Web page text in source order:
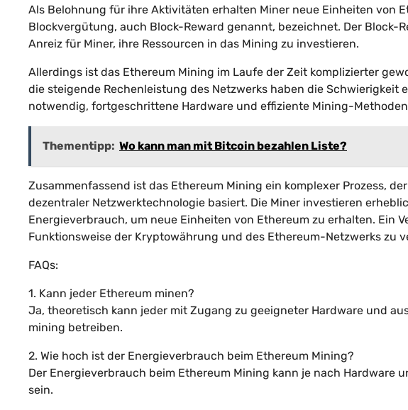
Als Belohnung für ihre Aktivitäten erhalten Miner neue Einheiten von
Blockvergütung, auch Block-Reward genannt, bezeichnet. Der Block-
Anreiz für Miner, ihre Ressourcen in das Mining zu investieren.
Allerdings ist das Ethereum Mining im Laufe der Zeit komplizierter
die steigende Rechenleistung des Netzwerks haben die Schwierigkeit
notwendig, fortgeschrittene Hardware und effiziente Mining-
Thementipp: Wo kann man mit Bitcoin bezahlen Liste?
Zusammenfassend ist das Ethereum Mining ein komplexer Prozess,
dezentraler Netzwerktechnologie basiert. Die Miner investieren
Energieverbrauch, um neue Einheiten von Ethereum zu erhalten. Ein
Funktionsweise der Kryptowährung und des Ethereum-Netzwerks zu
FAQs:
1. Kann jeder Ethereum minen?
Ja, theoretisch kann jeder mit Zugang zu geeigneter Hardware und
mining betreiben.
2. Wie hoch ist der Energieverbrauch beim Ethereum Mining?
Der Energieverbrauch beim Ethereum Mining kann je nach Hardware
sein.